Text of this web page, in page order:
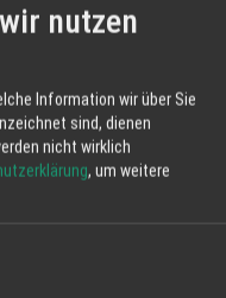
nutzen
Information wir über Sie
sind, dienen
nicht wirklich
, um weitere